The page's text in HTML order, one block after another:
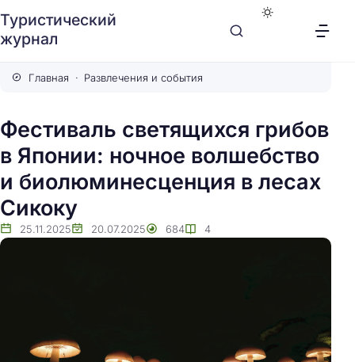
Туристический
журнал
Главная Развлечения и события
Фестиваль светящихся грибов
в Японии: ночное волшебство
и биолюминесценция в лесах
Сикоку
25.11.2025 20.07.2025 684 4